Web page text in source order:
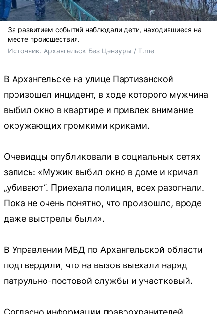
За развитием событий наблюдали дети, находившиеся на
месте происшествия.
Источник: Архангельск Без Цензуры / T.me
В Архангельске на улице Партизанской
произошел инцидент, в ходе которого мужчина
выбил окно в квартире и привлек внимание
окружающих громкими криками.
Очевидцы опубликовали в социальных сетях
запись: «Мужик выбил окно в доме и кричал
„убивают“. Приехала полиция, всех разогнали.
Пока не очень понятно, что произошло, вроде
даже выстрелы были».
В Управлении МВД по Архангельской области
подтвердили, что на вызов выехали наряд
патрульно-постовой службы и участковый.
Согласно информации правоохранителей,